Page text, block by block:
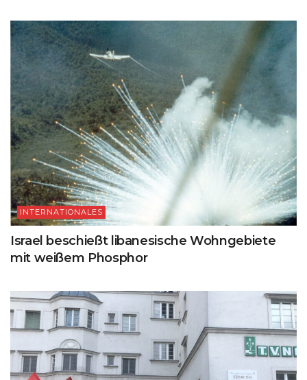
INTERNATIONALES
Israel beschießt libanesische Wohngebiete
mit weißem Phosphor